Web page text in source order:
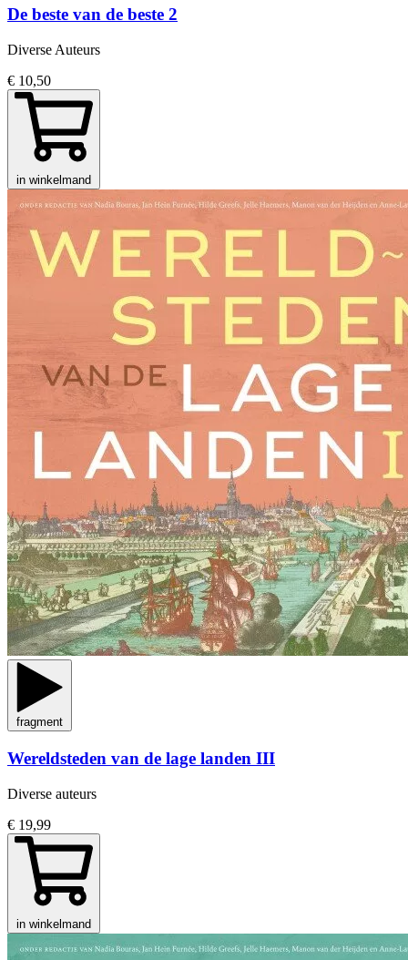
De beste van de beste 2
Diverse Auteurs
€ 10,50
in winkelmand
fragment
Wereldsteden van de lage landen III
Diverse auteurs
€ 19,99
in winkelmand